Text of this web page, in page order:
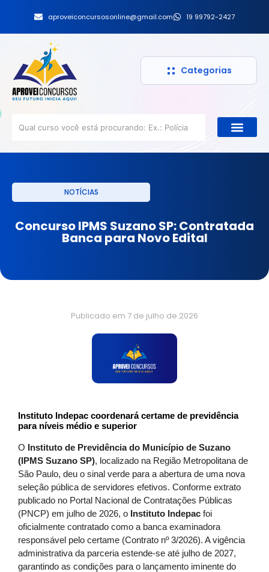
aproveiconcursosonline@gmail.com 19 99792-2427
Categorias
NOTÍCIAS
Concurso IPMS Suzano SP: Contratada
Banca para Novo Edital
Publicado em 7 de julho de 2026
Instituto Indepac coordenará certame de previdência
para níveis médio e superior
O
Instituto de Previdência do Município de Suzano
(IPMS Suzano SP), localizado na Região Metropolitana de
São Paulo, deu o sinal verde para a abertura de uma nova
seleção pública de servidores efetivos. Conforme extrato
publicado no Portal Nacional de Contratações Públicas
(PNCP) em julho de 2026, o Instituto Indepac foi
oficialmente contratado como a banca examinadora
responsável pelo certame (Contrato nº 3/2026). A vigência
administrativa da parceria estende-se até julho de 2027,
garantindo as condições para o lançamento iminente do